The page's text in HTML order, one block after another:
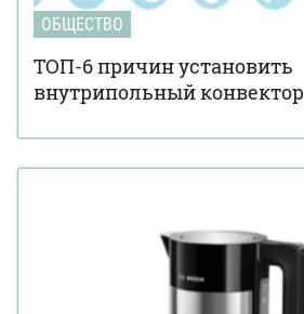
ОБЩЕСТВО
ТОП-6 причин установить
внутрипольный конвектор